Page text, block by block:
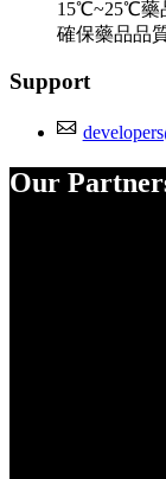
15℃~25℃藥
確保藥品品
Support
Our